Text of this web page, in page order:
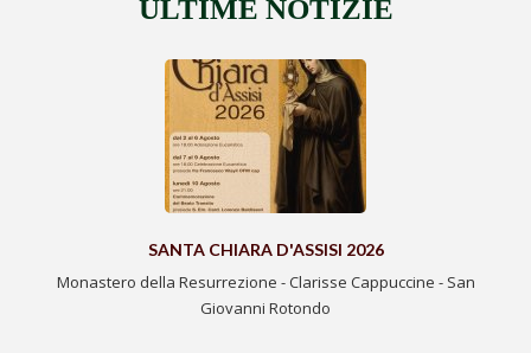
ULTIME NOTIZIE
SANTA CHIARA D'ASSISI 2026
Monastero della Resurrezione - Clarisse Cappuccine - San
Giovanni Rotondo